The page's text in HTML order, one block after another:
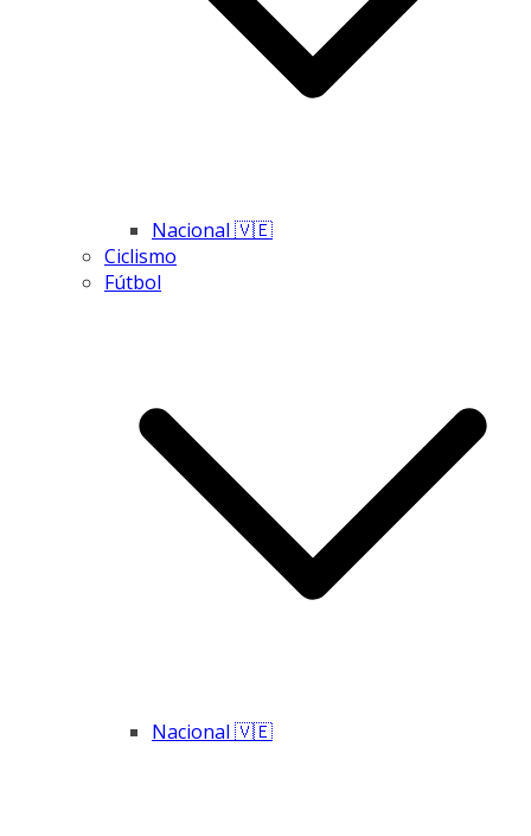
Nacional 🇻🇪
Ciclismo
Fútbol
Nacional 🇻🇪